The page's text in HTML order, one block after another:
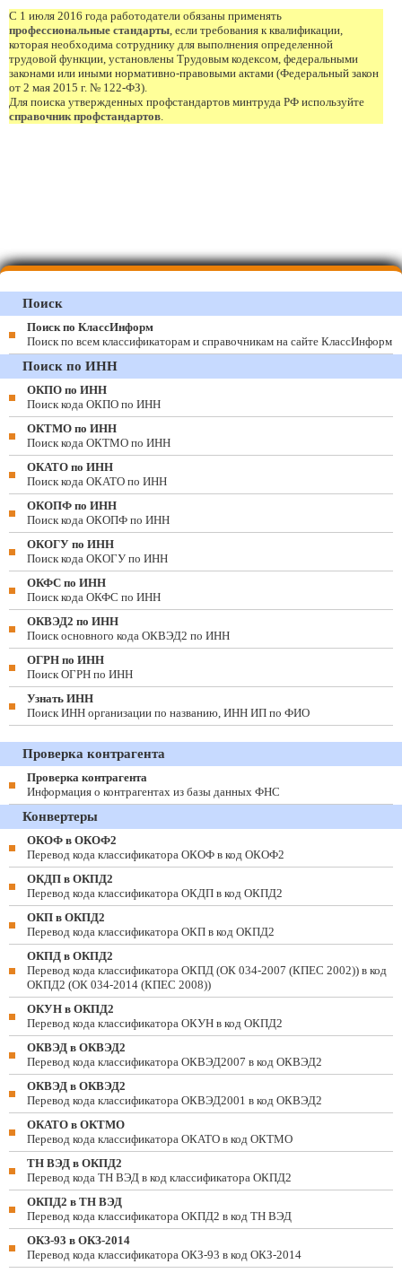
С 1 июля 2016 года работодатели обязаны применять
профессиональные стандарты, если требования к квалификации,
которая необходима сотруднику для выполнения определенной
трудовой функции, установлены Трудовым кодексом, федеральными
законами или иными нормативно-правовыми актами (Федеральный закон
от 2 мая 2015 г. № 122-ФЗ).
Для поиска утвержденных профстандартов минтруда РФ используйте
справочник профстандартов.
Поиск
Поиск по КлассИнформ
Поиск по всем классификаторам и справочникам на сайте КлассИнформ
Поиск по ИНН
ОКПО по ИНН
Поиск кода ОКПО по ИНН
ОКТМО по ИНН
Поиск кода ОКТМО по ИНН
ОКАТО по ИНН
Поиск кода ОКАТО по ИНН
ОКОПФ по ИНН
Поиск кода ОКОПФ по ИНН
ОКОГУ по ИНН
Поиск кода ОКОГУ по ИНН
ОКФС по ИНН
Поиск кода ОКФС по ИНН
ОКВЭД2 по ИНН
Поиск основного кода ОКВЭД2 по ИНН
ОГРН по ИНН
Поиск ОГРН по ИНН
Узнать ИНН
Поиск ИНН организации по названию, ИНН ИП по ФИО
Проверка контрагента
Проверка контрагента
Информация о контрагентах из базы данных ФНС
Конвертеры
ОКОФ в ОКОФ2
Перевод кода классификатора ОКОФ в код ОКОФ2
ОКДП в ОКПД2
Перевод кода классификатора ОКДП в код ОКПД2
ОКП в ОКПД2
Перевод кода классификатора ОКП в код ОКПД2
ОКПД в ОКПД2
Перевод кода классификатора ОКПД (ОК 034-2007 (КПЕС 2002)) в код
ОКПД2 (ОК 034-2014 (КПЕС 2008))
ОКУН в ОКПД2
Перевод кода классификатора ОКУН в код ОКПД2
ОКВЭД в ОКВЭД2
Перевод кода классификатора ОКВЭД2007 в код ОКВЭД2
ОКВЭД в ОКВЭД2
Перевод кода классификатора ОКВЭД2001 в код ОКВЭД2
ОКАТО в ОКТМО
Перевод кода классификатора ОКАТО в код ОКТМО
ТН ВЭД в ОКПД2
Перевод кода ТН ВЭД в код классификатора ОКПД2
ОКПД2 в ТН ВЭД
Перевод кода классификатора ОКПД2 в код ТН ВЭД
ОКЗ-93 в ОКЗ-2014
Перевод кода классификатора ОКЗ-93 в код ОКЗ-2014